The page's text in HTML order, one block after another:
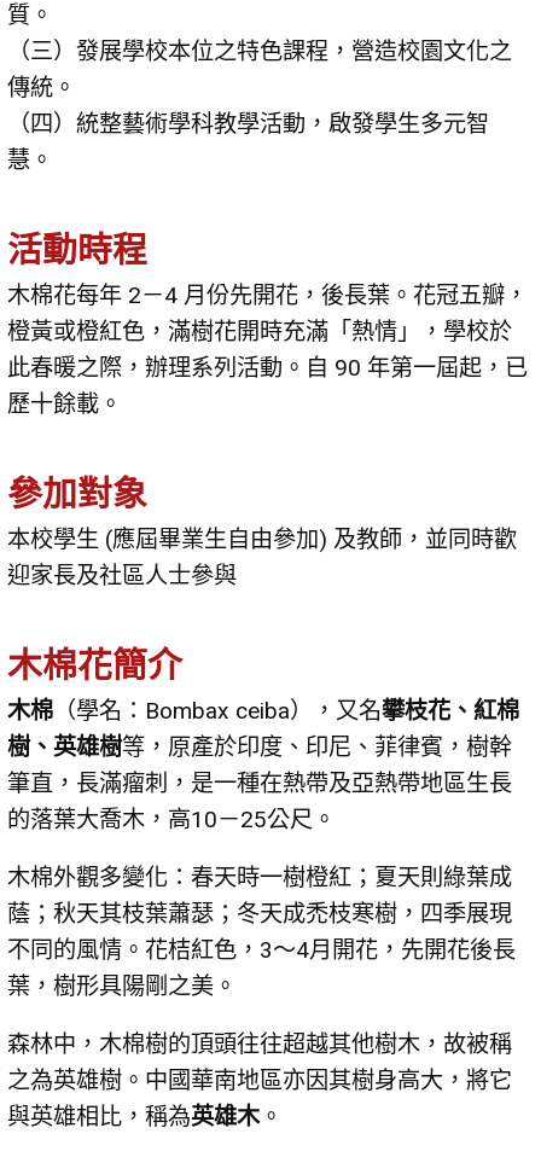
質。
（三）發展學校本位之特色課程，營造校園文化之
傳統。
（四）統整藝術學科教學活動，啟發學生多元智
慧。
活動時程
木棉花每年 2－4 月份先開花，後長葉。花冠五瓣，
橙黃或橙紅色，滿樹花開時充滿「熱情」，學校於
此春暖之際，辦理系列活動。自 90 年第一屆起，已
歷十餘載。
參加對象
本校學生 (應屆畢業生自由參加) 及教師，並同時歡
迎家長及社區人士參與
木棉花簡介
木棉 （學名：Bombax ceiba），又名攀枝花、紅棉
樹、英雄樹等，原產於印度、印尼、菲律賓，樹幹
筆直，長滿瘤刺，是一種在熱帶及亞熱帶地區生長
的落葉大喬木，高10－25公尺。
木棉外觀多變化：春天時一樹橙紅；夏天則綠葉成
蔭；秋天其枝葉蕭瑟；冬天成禿枝寒樹，四季展現
不同的風情。花桔紅色，3～4月開花，先開花後長
葉，樹形具陽剛之美。
森林中，木棉樹的頂頭往往超越其他樹木，故被稱
之為英雄樹。中國華南地區亦因其樹身高大，將它
與英雄相比，稱為英雄木。